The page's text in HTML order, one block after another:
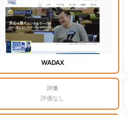
WADAX
評価
評価なし